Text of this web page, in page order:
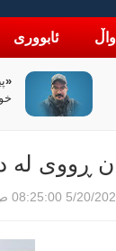
ئابووری
ڕووی لە
2020 08:25:00 ص